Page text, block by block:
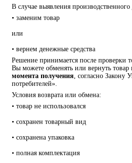
В случае выявления
• заменим товар
или
• вернем денежные средства
Решение принимается после проверки
Вы можете обменять или вернуть товар
момента получения, согласно Закону
потребителей».
Условия возврата или обмена:
• товар не использовался
• сохранен товарный вид
• сохранена упаковка
• полная комплектация